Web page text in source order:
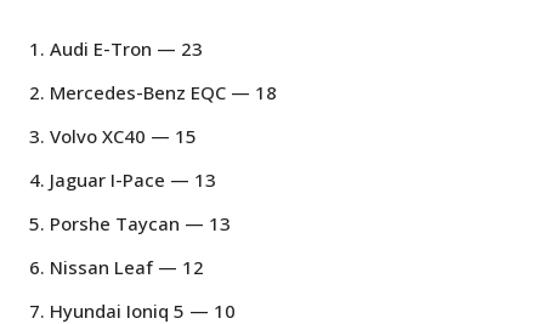
Audi E-Tron — 23
Mercedes-Benz EQC — 18
Volvo XC40 — 15
Jaguar I-Pace — 13
Porshe Taycan — 13
Nissan Leaf — 12
Hyundai Ioniq 5 — 10